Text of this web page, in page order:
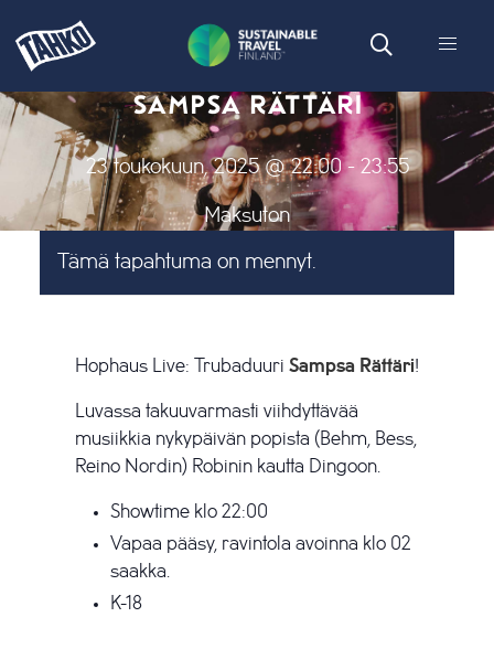
SAMPSA RÄTTÄRI
23 toukokuun, 2025 @ 22:00- 23:55
Maksuton
Tämä tapahtuma on mennyt.
Hophaus Live: Trubaduuri Sampsa Rättäri!
Luvassa takuuvarmasti viihdyttävää
musiikkia nykypäivän popista (Behm, Bess,
Reino Nordin) Robinin kautta Dingoon.
Showtime klo 22:00
Vapaa pääsy, ravintola avoinna klo 02
saakka.
K-18